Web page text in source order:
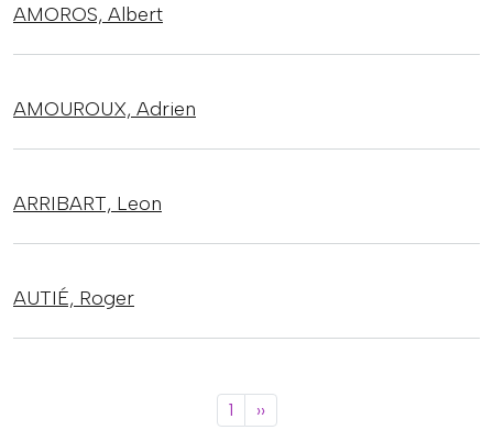
AMOROS, Albert
AMOUROUX, Adrien
ARRIBART, Leon
AUTIÉ, Roger
1 Pàgina següent
››